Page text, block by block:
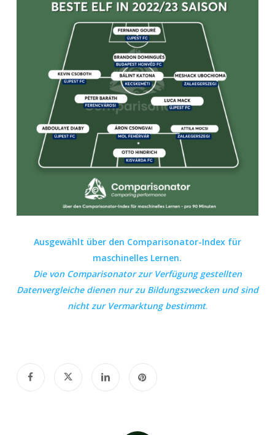
Ausgewählt über den Comparisonator-Index für
maschinelles Lernen.
Die von Comparisonator zur Verfügung gestellten
Datenvergleiche dienen nur zu Bildungszwecken und sind
nicht zur Vermarktung bestimmt.